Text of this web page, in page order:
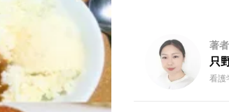
著者
只
看護